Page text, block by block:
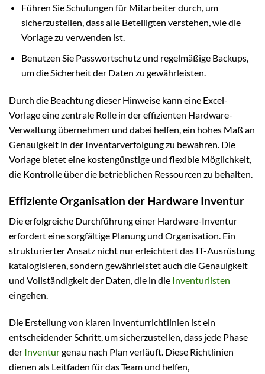
Führen Sie Schulungen für Mitarbeiter durch, um
sicherzustellen, dass alle Beteiligten verstehen, wie die
Vorlage zu verwenden ist.
Benutzen Sie Passwortschutz und regelmäßige Backups,
um die Sicherheit der Daten zu gewährleisten.
Durch die Beachtung dieser Hinweise kann eine Excel-
Vorlage eine zentrale Rolle in der effizienten Hardware-
Verwaltung übernehmen und dabei helfen, ein hohes Maß an
Genauigkeit in der Inventarverfolgung zu bewahren. Die
Vorlage bietet eine kostengünstige und flexible Möglichkeit,
die Kontrolle über die betrieblichen Ressourcen zu behalten.
Effiziente Organisation der Hardware Inventur
Die erfolgreiche Durchführung einer Hardware-Inventur
erfordert eine sorgfältige Planung und Organisation. Ein
strukturierter Ansatz nicht nur erleichtert das IT-Ausrüstung
katalogisieren, sondern gewährleistet auch die Genauigkeit
und Vollständigkeit der Daten, die in die Inventurlisten
eingehen.
Die Erstellung von klaren Inventurrichtlinien ist ein
entscheidender Schritt, um sicherzustellen, dass jede Phase
der Inventurgenau nach Plan verläuft. Diese Richtlinien
dienen als Leitfaden für das Team und helfen,